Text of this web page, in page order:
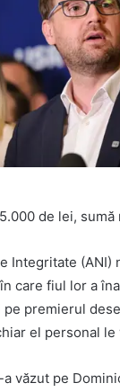
de lei,
Integritate
care fiul lor a
premierul
el personal
văzut pe